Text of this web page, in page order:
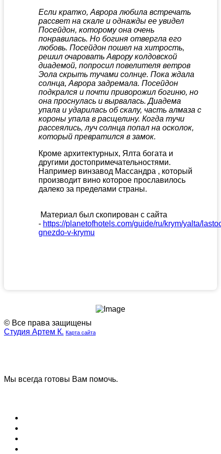
Если кратко, Аврора любила встречать
рассвет на скале и однажды ее увидел
Посейдон, которому она очень
понравилась. Но богиня отвергла его
любовь. Посейдон пошел на хитрость,
решил очаровать Аврору колдовской
диадемой, попросил повелителя ветров
Эола скрыть тучами солнце. Пока ждала
солнца, Аврора задремала. Посейдон
подкрался и почти приворожил богиню, но
она проснулась и вырвалась. Диадема
упала и ударилась об скалу, часть алмаза с
короны упала в расщелину. Когда тучи
рассеялись, луч солнца попал на осколок,
который превратился в замок.
Кроме архитектурных, Ялта богата и
другими достопримечательностями.
Например винзавод Массандра , который
производит вино которое прославилось
далеко за пределами страны.
Материал был скопирован с сайта
- https://planetofhotels.com/guide/ru/krym/yalta/
gnezdo-v-krymu
© Все права защищены
Студия Артем К. Карта сайта
Мы всегда готовы Вам помочь.